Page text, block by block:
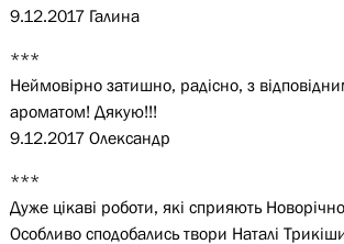
9.12.2017 Галина
***
Неймовірно затишно, радісно, з
ароматом! Дякую!!!
9.12.2017 Олександр
***
Дуже цікаві роботи, які сприяють
Особливо сподобались твори Наталі